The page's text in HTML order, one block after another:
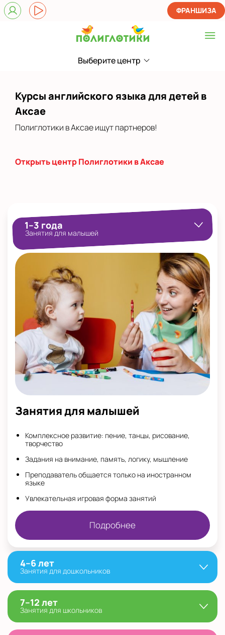
Выберите центр
Выберите центр
Выбрать другой город
ФРАНШИЗА
Курсы английского языка для детей в
Аксае
Полиглотики в Аксае ищут партнеров!
Открыть центр Полиглотики в Аксае
1–3 года
Занятия для малышей
Занятия для малышей
Комплексное развитие: пение, танцы, рисование,
творчество
Задания на внимание, память, логику, мышление
Преподаватель общается только на иностранном
языке
Увлекательная игровая форма занятий
Подробнее
4–6 лет
Занятия для дошкольников
7–12 лет
Занятия для школьников